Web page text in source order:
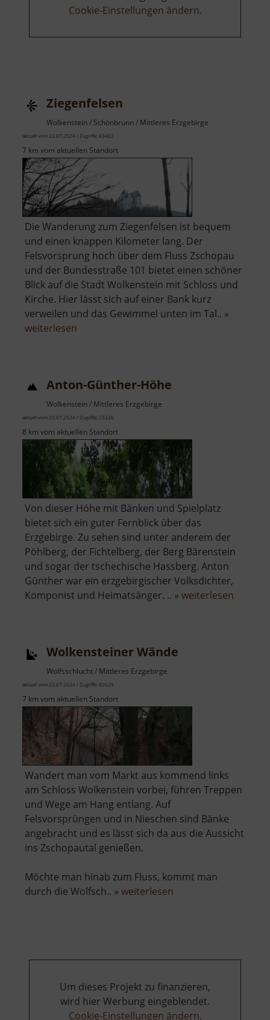
Cookie-Einstellungen ändern.
Ziegenfelsen
Wolkenstein / Schönbrunn / Mittleres Erzgebirge
aktuell vom 23.07.2024 / Zugriffe: 43402
7 km vom aktuellen Standort
Die Wanderung zum Ziegenfelsen ist bequem
und einen knappen Kilometer lang. Der
Felsvorsprung hoch über dem Fluss Zschopau
und der Bundesstraße 101 bietet einen schöner
Blick auf die Stadt Wolkenstein mit Schloss und
Kirche. Hier lässt sich auf einer Bank kurz
verweilen und das Gewimmel unten im Tal.. »
weiterlesen
Anton-Günther-Höhe
Wolkenstein / Mittleres Erzgebirge
aktuell vom 23.07.2024 / Zugriffe: 23226
8 km vom aktuellen Standort
Von dieser Höhe mit Bänken und Spielplatz
bietet sich ein guter Fernblick über das
Erzgebirge. Zu sehen sind unter anderem der
Pöhlberg, der Fichtelberg, der Berg Bärenstein
und sogar der tschechische Hassberg. Anton
Günther war ein erzgebirgischer Volksdichter,
Komponist und Heimatsänger. .. » weiterlesen
Wolkensteiner Wände
Wolfsschlucht / Mittleres Erzgebirge
aktuell vom 23.07.2024 / Zugriffe: 60029
7 km vom aktuellen Standort
Wandert man vom Markt aus kommend links
am Schloss Wolkenstein vorbei, führen Treppen
und Wege am Hang entlang. Auf
Felsvorsprüngen und in Nieschen sind Bänke
angebracht und es lässt sich da aus die Aussicht
ins Zschopautal genießen.
Möchte man hinab zum Fluss, kommt man
durch die Wolfsch.. » weiterlesen
Um dieses Projekt zu finanzieren,
wird hier Werbung eingeblendet.
Cookie-Einstellungen ändern.